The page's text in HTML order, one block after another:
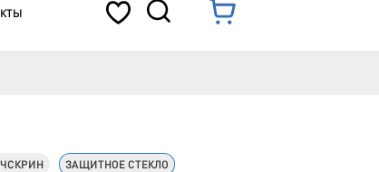
ЗАЩИТНОЕ СТЕКЛО